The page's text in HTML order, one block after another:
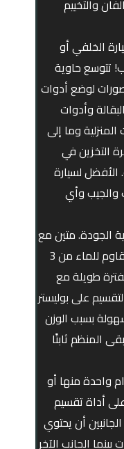
والتخييم
الخلفي أو
تتوسع حاوية
لوضع أدوات
وأدوات
وما إلى
التخزين في
الأفضل لسيارة
والجيب وأي
الجودة. متين مع
خياطة إضافية وجزء سفلي صلب مقاوم للماء من 3
طويلة مع
على بوليستر
بسبب الوزن
المنظم ثابتًا
واحدة منها أو
أداة تقسيم
أن يحتوي
الجانب الآخر